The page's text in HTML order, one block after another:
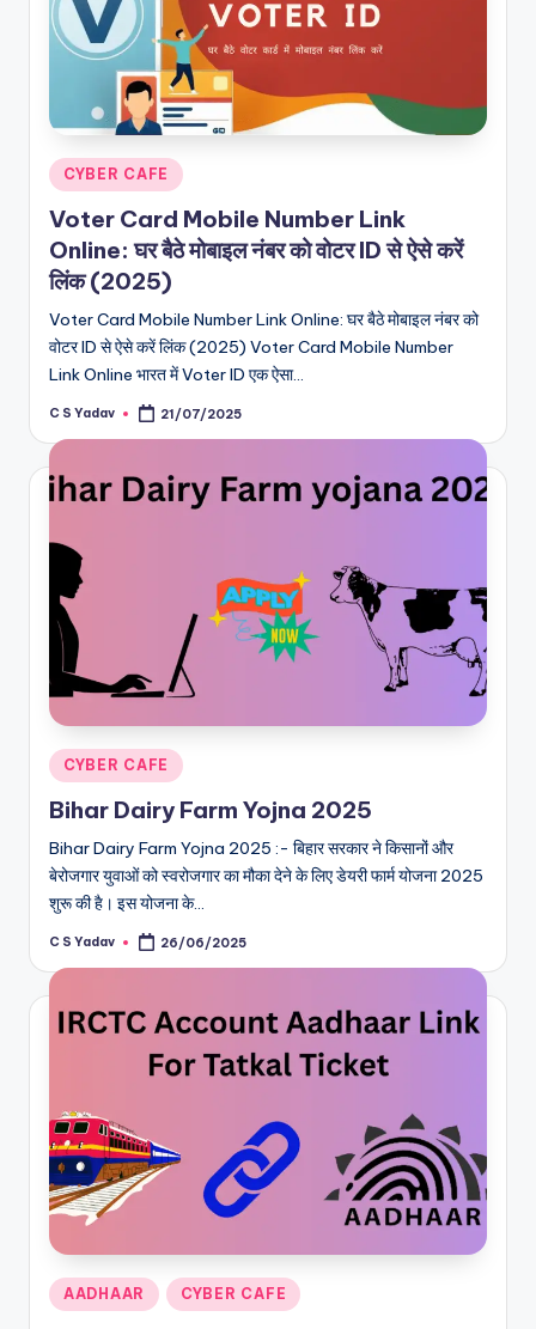
Posted
in
CYBER CAFE
Voter Card Mobile Number Link
Online: घर बैठे मोबाइल नंबर को वोटर ID से ऐसे करें
लिंक (2025)
Voter Card Mobile Number Link Online: घर बैठे मोबाइल नंबर को
वोटर ID से ऐसे करें लिंक (2025) Voter Card Mobile Number
Link Online भारत में Voter ID एक ऐसा…
Posted
C S Yadav 21/07/2025
Posted
in
CYBER CAFE
Bihar Dairy Farm Yojna 2025
Bihar Dairy Farm Yojna 2025 :- बिहार सरकार ने किसानों और
बेरोजगार युवाओं को स्वरोजगार का मौका देने के लिए डेयरी फार्म योजना 2025
शुरू की है। इस योजना के…
Posted
C S Yadav 26/06/2025
Posted
in
AADHAAR CYBER CAFE